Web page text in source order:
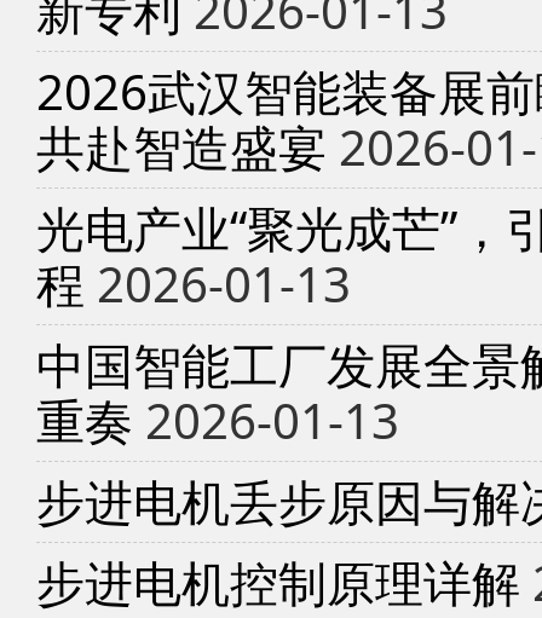
2026武汉智能装备展
共赴智造盛宴 2026-
光电产业“聚光成芒”，
程 2026-01-13
中国智能工厂发展全
重奏 2026-01-13
步进电机丢步原因与解
步进电机控制原理详解